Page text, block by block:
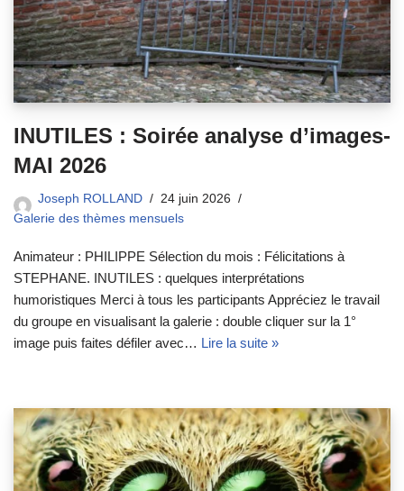
INUTILES : Soirée analyse d’images-
MAI 2026
Joseph ROLLAND
24 juin 2026
Galerie des thèmes mensuels
Animateur : PHILIPPE Sélection du mois : Félicitations à
STEPHANE. INUTILES : quelques interprétations
humoristiques Merci à tous les participants Appréciez le travail
du groupe en visualisant la galerie : double cliquer sur la 1°
image puis faites défiler avec… Lire la suite »